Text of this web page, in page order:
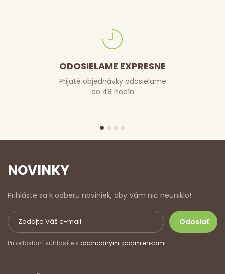
ODOSIELAME EXPRESNE
Prijaté objednávky odosielame
do 48 hodín
NOVINKY
Prihláste sa k odberu noviniek, aby Vám nič neuniklo!
Pri odoslaní súhlasíte s obchodnými podmienkami